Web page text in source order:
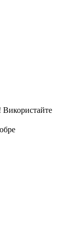
Використайте